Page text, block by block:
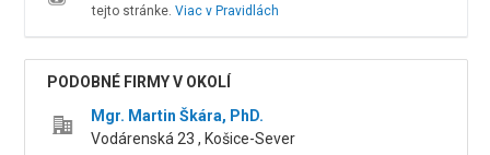
tejto stránke. Viac v Pravidlách
PODOBNÉ FIRMY V OKOLÍ
Mgr. Martin Škára, PhD.
Vodárenská 23 , Košice-Sever